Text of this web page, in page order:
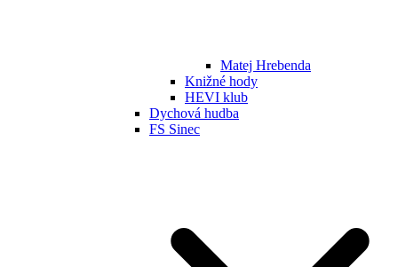
Matej Hrebenda
Knižné hody
HEVI klub
Dychová hudba
FS Sinec